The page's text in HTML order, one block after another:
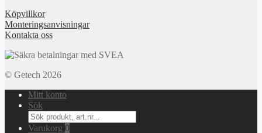
Köpvillkor
Monteringsanvisningar
Kontakta oss
© Getech 2026
Mitt konto
Sök
Search
for:
Varukorg 0